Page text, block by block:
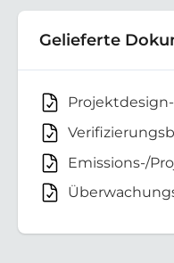
Gelieferte
Emissions-/